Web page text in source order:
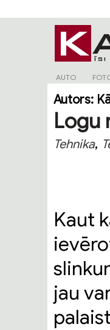
AUTO
Autors:
Logu
Tehnika,
Kaut
jau